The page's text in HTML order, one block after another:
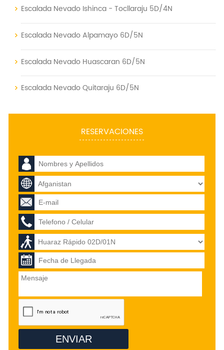
Escalada Nevado Ishinca - Tocllaraju 5D/4N
Escalada Nevado Alpamayo 6D/5N
Escalada Nevado Huascaran 6D/5N
Escalada Nevado Quitaraju 6D/5N
RESERVACIONES